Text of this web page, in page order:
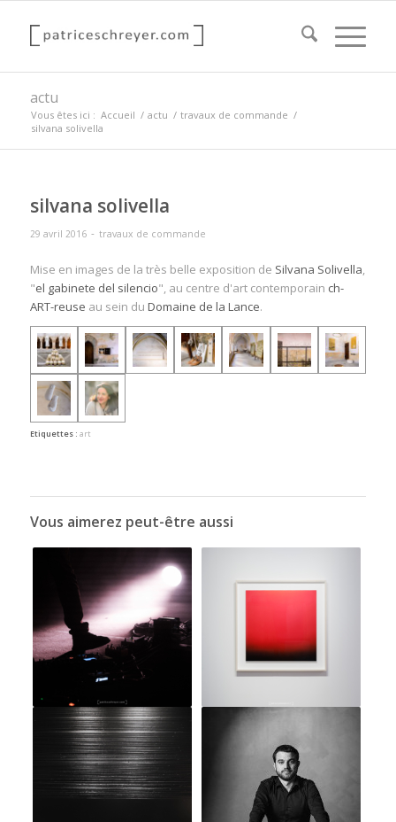
actu
Vous êtes ici : Accueil / actu / travaux de commande /
silvana solivella
silvana solivella
29 avril 2016 - travaux de commande
Mise en images de la très belle exposition de Silvana Solivella,
"el gabinete del silencio", au centre d'art contemporain ch-
ART-reuse au sein du Domaine de la Lance.
Etiquettes : art
Vous aimerez peut-être aussi